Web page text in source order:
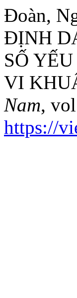
Đoàn,
ĐỊNH
SỐ
VI
Nam,
https://